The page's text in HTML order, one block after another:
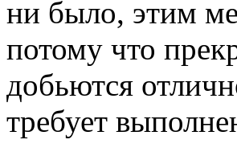
ни было, этим
потому что
добьются
требует